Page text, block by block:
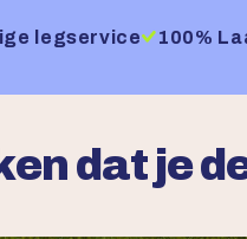
legservice 100%
dat je